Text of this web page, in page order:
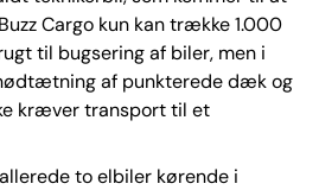
Cargo kun kan trække 1.000
til bugsering af biler, men i
af punkterede dæk og
kræver transport til et
to elbiler kørende i